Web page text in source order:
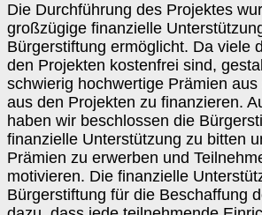
Die Durchführung des Projektes
großzügige finanzielle
Bürgerstiftung ermöglicht. Da viele
den Projekten kostenfrei sind,
schwierig hochwertige Prämien
aus den Projekten zu finanzieren.
haben wir beschlossen die
finanzielle Unterstützung zu bitten
Prämien zu erwerben und
motivieren. Die finanzielle
Bürgerstiftung für die Beschaffung